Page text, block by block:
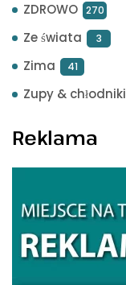
ZDROWO 270
Ze świata 3
Zima 41
Zupy & chłodniki
Reklama